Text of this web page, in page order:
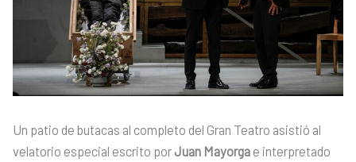
Un patio de butacas al completo del Gran Teatro asistió al
velatorio especial escrito por Juan Mayorga e interpretado